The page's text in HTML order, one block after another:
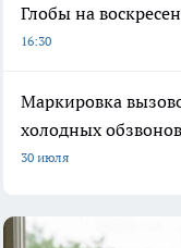
Глобы на
16:30
Маркировка
холодных
30 июля